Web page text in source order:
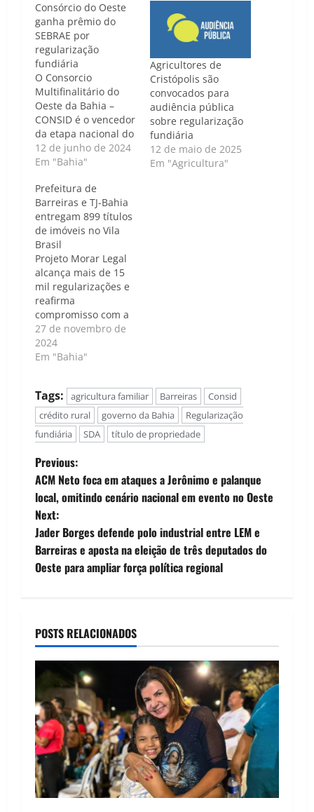
Consórcio do Oeste
ganha prêmio do
SEBRAE por
regularização
fundiária
O Consorcio
Multifinalitário do
Oeste da Bahia –
CONSID é o vencedor
da etapa nacional do
XII premio SEBRAE
PREFEITURA
categoria Gestão
Territorial. A
premiação aconteceu
nesta noite de 11de
junho em Brasília. O
CONSID concorreu
com seu programa
de regularização
fundiária, o De Fato e
de Direito,…
12 de junho de 2024
Em "Bahia"
Agricultores de
Cristópolis são
convocados para
audiência pública
sobre regularização
fundiária
12 de maio de 2025
Em "Agricultura"
Prefeitura de
Barreiras e TJ-Bahia
entregam 899 títulos
de imóveis no Vila
Brasil
Projeto Morar Legal
alcança mais de 15
mil regularizações e
reafirma
compromisso com a
cidadania e o
desenvolvimento
urbano Caso de
A Prefeitura de
Barreiras entregou
nesta terça-feira (26)
mais 899 títulos de
propriedade a
moradores do bairro
Vila Brasil, como
parte do projeto
Morar Legal.…
27 de novembro de
2024
Em "Bahia"
Tags: agricultura familiar Barreiras
Consid
crédito rural
governo da Bahia
Regularização
fundiária
SDA título de propriedade
P
o
s
t
v
g
a
t
i
Previous:
ACM Neto foca em ataques a Jerônimo e palanque
local, omitindo cenário nacional em evento no Oeste
Next:
Jader Borges defende polo industrial entre LEM e
Barreiras e aposta na eleição de três deputados do
Oeste para ampliar força política regional
POSTS RELACIONADOS